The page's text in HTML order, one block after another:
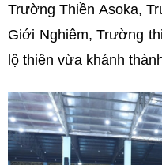
Trường Thiền Asoka,
Giới Nghiêm, Trường
lộ thiên vừa khánh